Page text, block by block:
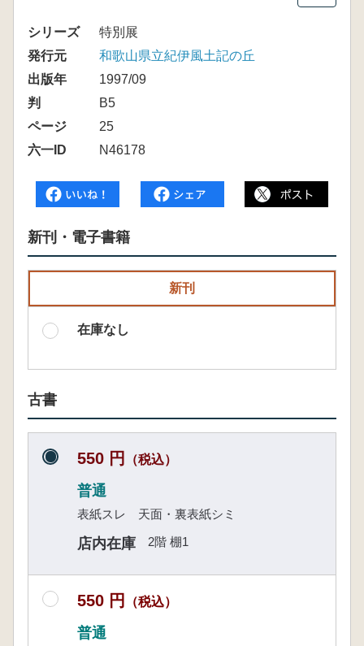
シリーズ
特別展
発行元
和歌山県立紀伊風土記の丘
出版年
1997/09
判
B5
ページ
25
六一ID
N46178
新刊・電子書籍
新刊
在庫なし
古書
550 円 （税込）
普通
表紙スレ 天面・裏表紙シミ
店内在庫 2階 棚1
550 円 （税込）
普通